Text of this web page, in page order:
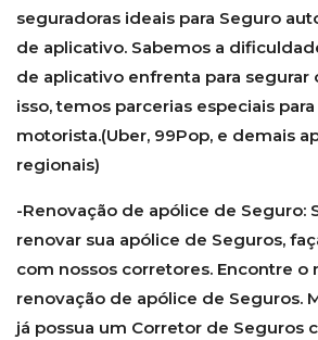
seguradoras ideais para Seguro
de aplicativo. Sabemos a
de aplicativo enfrenta para segurar
isso, temos parcerias especiais
motorista.(Uber, 99Pop, e demais
regionais)
-Renovação de apólice de Seguro:
renovar sua apólice de Seguros,
com nossos corretores. Encontre o
renovação de apólice de Seguros.
já possua um Corretor de Seguros